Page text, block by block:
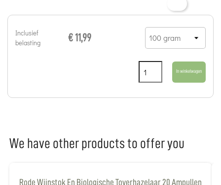
Inclusief
belasting
€ 11,99
In winkelwagen
We have other products to offer you
Rode Wijnstok En Biologische Toverhazelaar 20 Ampullen